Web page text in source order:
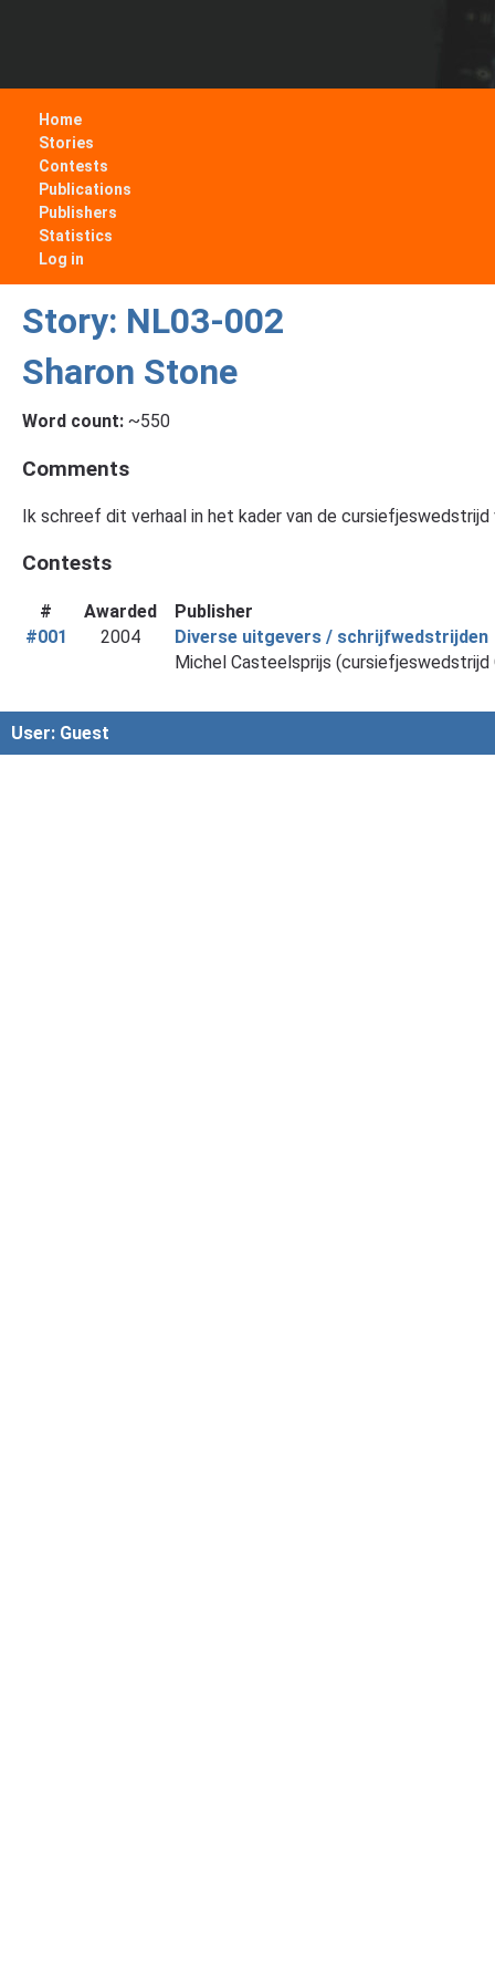
Home
Stories
Contests
Publications
Publishers
Statistics
Log in
Story: NL03-002
Sharon Stone
Word count:~550
Comments
Ik schreef dit verhaal in het kader van de cursiefjeswedstrijd
Contests
# Awarded
Publisher
#001
2004
Diverse uitgevers / schrijfwedstrijden
Michel Casteelsprijs
User: Guest